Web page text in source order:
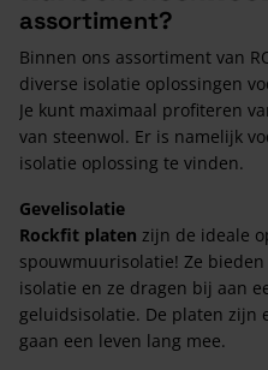
assortiment?
Binnen ons assortiment van
diverse isolatie oplossingen
Je kunt maximaal profiteren
van steenwol. Er is namelijk
isolatie oplossing te vinden.
Gevelisolatie
Rockfit platen zijn de ideale
spouwmuurisolatie! Ze
isolatie en ze dragen bij aan
geluidsisolatie. De platen zijn
gaan een leven lang mee.